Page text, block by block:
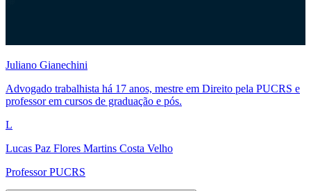
Juliano Gianechini
Advogado trabalhista há 17 anos, mestre em Direito pela PUCRS e
professor em cursos de graduação e pós.
L
Lucas Paz Flores Martins Costa Velho
Professor PUCRS